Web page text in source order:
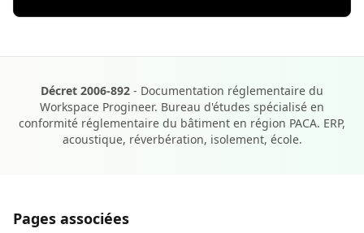
Décret 2006-892 - Documentation réglementaire du
Workspace Progineer. Bureau d'études spécialisé en
conformité réglementaire du bâtiment en région PACA. ERP,
acoustique, réverbération, isolement, école.
Pages associées